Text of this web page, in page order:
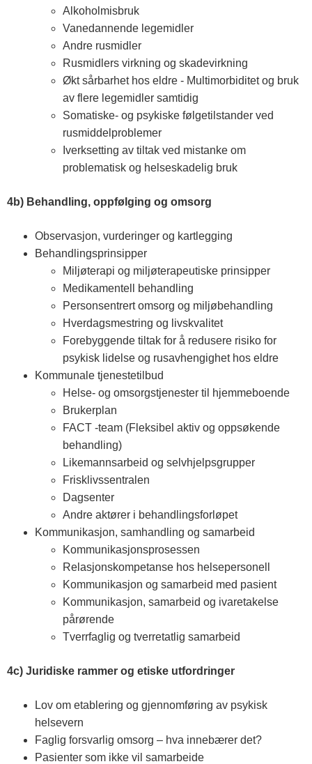
Alkoholmisbruk
Vanedannende legemidler
Andre rusmidler
Rusmidlers virkning og skadevirkning
Økt sårbarhet hos eldre - Multimorbiditet og bruk
av flere legemidler samtidig
Somatiske- og psykiske følgetilstander ved
rusmiddelproblemer
Iverksetting av tiltak ved mistanke om
problematisk og helseskadelig bruk
4b) Behandling, oppfølging og omsorg
Observasjon, vurderinger og kartlegging
Behandlingsprinsipper
Miljøterapi og miljøterapeutiske prinsipper
Medikamentell behandling
Personsentrert omsorg og miljøbehandling
Hverdagsmestring og livskvalitet
Forebyggende tiltak for å redusere risiko for
psykisk lidelse og rusavhengighet hos eldre
Kommunale tjenestetilbud
Helse- og omsorgstjenester til hjemmeboende
Brukerplan
FACT -team (Fleksibel aktiv og oppsøkende
behandling)
Likemannsarbeid og selvhjelpsgrupper
Frisklivssentralen
Dagsenter
Andre aktører i behandlingsforløpet
Kommunikasjon, samhandling og samarbeid
Kommunikasjonsprosessen
Relasjonskompetanse hos helsepersonell
Kommunikasjon og samarbeid med pasient
Kommunikasjon, samarbeid og ivaretakelse
pårørende
Tverrfaglig og tverretatlig samarbeid
4c) Juridiske rammer og etiske utfordringer
Lov om etablering og gjennomføring av psykisk
helsevern
Faglig forsvarlig omsorg – hva innebærer det?
Pasienter som ikke vil samarbeide